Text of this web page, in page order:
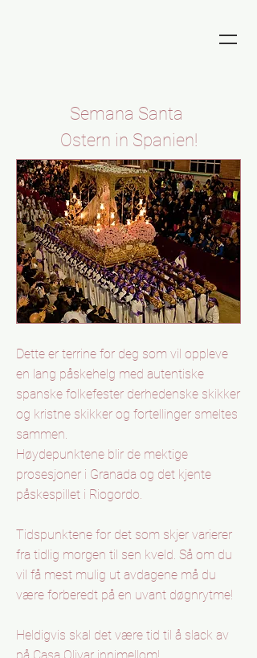
Semana Santa
Ostern in Spanien!
Dette er terrine for deg som vil oppleve
en lang påskehelg med autentiske
spanske folkefester derhedenske skikker
og kristne skikker og fortellinger smeltes
sammen.
Høydepunktene blir de mektige
prosesjoner i Granada og det kjente
påskespillet i Riogordo.
Tidspunktene for det som skjer varierer
fra tidlig morgen til sen kveld. Så om du
vil få mest mulig ut avdagene må du
være forberedt på en uvant døgnrytme!
Heldigvis skal det være tid til å slack av